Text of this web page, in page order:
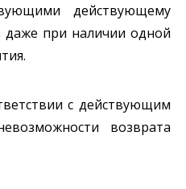
действующему
даже при наличии одной
с действующим
возврата